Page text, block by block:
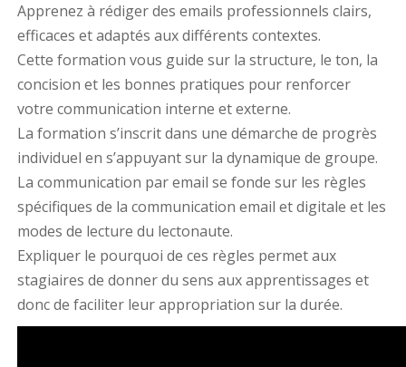
Apprenez à rédiger des emails professionnels clairs,
efficaces et adaptés aux différents contextes.
Cette formation vous guide sur la structure, le ton, la
concision et les bonnes pratiques pour renforcer
votre communication interne et externe.
La formation s’inscrit dans une démarche de progrès
individuel en s’appuyant sur la dynamique de groupe.
La communication par email se fonde sur les règles
spécifiques de la communication email et digitale et les
modes de lecture du lectonaute.
Expliquer le pourquoi de ces règles permet aux
stagiaires de donner du sens aux apprentissages et
donc de faciliter leur appropriation sur la durée.